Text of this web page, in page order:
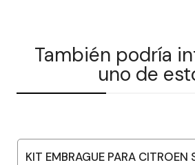
También podría
uno de
KIT EMBRAGUE PARA CITROEN